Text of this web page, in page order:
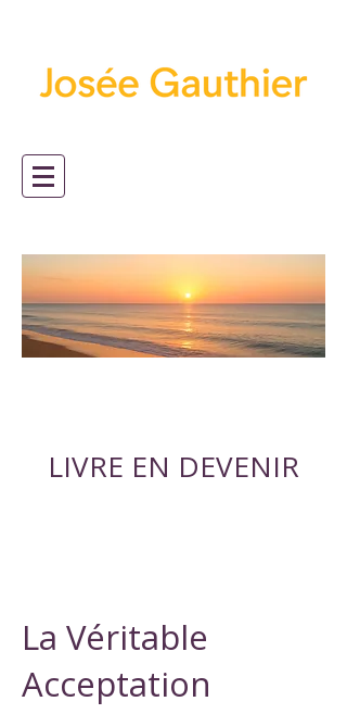
LIVRE EN DEVENIR
La Véritable
Acceptation